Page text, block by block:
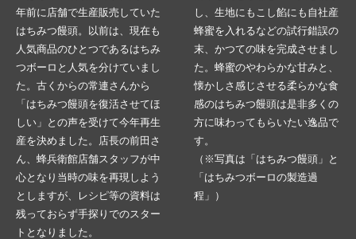
年前に店舗で生産販売していた
はちみつ饅頭。以前は、現在も
人気商品のひとつであるはちみ
つボーロと人気を分けていまし
た。古くからの常連さんから
「はちみつ饅頭を復活させてほ
しい」との声を受けて今年再生
産を決めました。店長の前田さ
ん、蜂兵衛館店舗スタッフが中
心となり当時の味を再現しよう
としますが、レシピ等の資料は
残っておらず手探りでのスター
トとなりました。
し、生地にもこし餡にも自社産
蜂蜜を入れるなどの試行錯誤の
末、かつての味を完成させまし
た。蜂蜜のやわらかな甘みと、
懐かしさ感じさせる柔らかな食
感のはちみつ饅頭は是非多くの
方に味わってもらいたい逸品で
す。
（※写真は「はちみつ饅頭」と
「はちみつボーロの製造過
程」）